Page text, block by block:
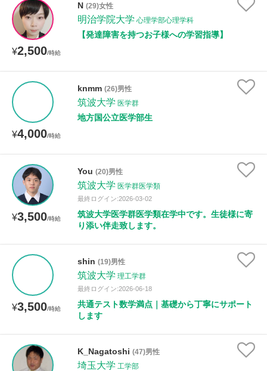
¥2,500/時給
N (29)女性
明治学院大学 心理学部心理学科
【発達障害を持つお子様への学習指導】
¥4,000/時給
knmm (26)男性
筑波大学 医学群
地方国公立医学部生
¥3,500/時給
You (20)男性
筑波大学 医学群医学類
最終ログイン:2026-03-02
筑波大学医学群医学類在学中です。生徒様に寄
り添い伴走致します。
¥3,500/時給
shin (19)男性
筑波大学 理工学群
最終ログイン:2026-06-18
共通テスト数学満点｜基礎から丁寧にサポート
します
K_Nagatoshi (47)男性
埼玉大学 工学部